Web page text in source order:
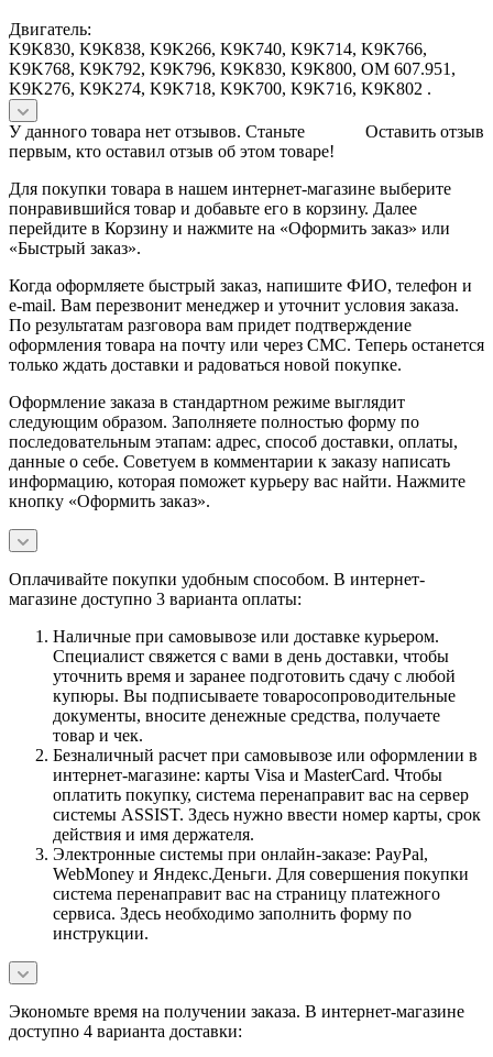
Двигатель:
K9K830, K9K838, K9K266, K9K740, K9K714, K9K766,
K9K768, K9K792, K9K796, K9K830, K9K800, OM 607.951,
K9K276, K9K274, K9K718, K9K700, K9K716, K9K802 .
Оставить отзыв
У данного товара нет отзывов. Станьте
первым, кто оставил отзыв об этом товаре!
Для покупки товара в нашем интернет-магазине выберите
понравившийся товар и добавьте его в корзину. Далее
перейдите в Корзину и нажмите на «Оформить заказ» или
«Быстрый заказ».
Когда оформляете быстрый заказ, напишите ФИО, телефон и
e-mail. Вам перезвонит менеджер и уточнит условия заказа.
По результатам разговора вам придет подтверждение
оформления товара на почту или через СМС. Теперь останется
только ждать доставки и радоваться новой покупке.
Оформление заказа в стандартном режиме выглядит
следующим образом. Заполняете полностью форму по
последовательным этапам: адрес, способ доставки, оплаты,
данные о себе. Советуем в комментарии к заказу написать
информацию, которая поможет курьеру вас найти. Нажмите
кнопку «Оформить заказ».
Оплачивайте покупки удобным способом. В интернет-
магазине доступно 3 варианта оплаты:
Наличные при самовывозе или доставке курьером.
Специалист свяжется с вами в день доставки, чтобы
уточнить время и заранее подготовить сдачу с любой
купюры. Вы подписываете товаросопроводительные
документы, вносите денежные средства, получаете
товар и чек.
Безналичный расчет при самовывозе или оформлении в
интернет-магазине: карты Visa и MasterCard. Чтобы
оплатить покупку, система перенаправит вас на сервер
системы ASSIST. Здесь нужно ввести номер карты, срок
действия и имя держателя.
Электронные системы при онлайн-заказе: PayPal,
WebMoney и Яндекс.Деньги. Для совершения покупки
система перенаправит вас на страницу платежного
сервиса. Здесь необходимо заполнить форму по
инструкции.
Экономьте время на получении заказа. В интернет-магазине
доступно 4 варианта доставки: